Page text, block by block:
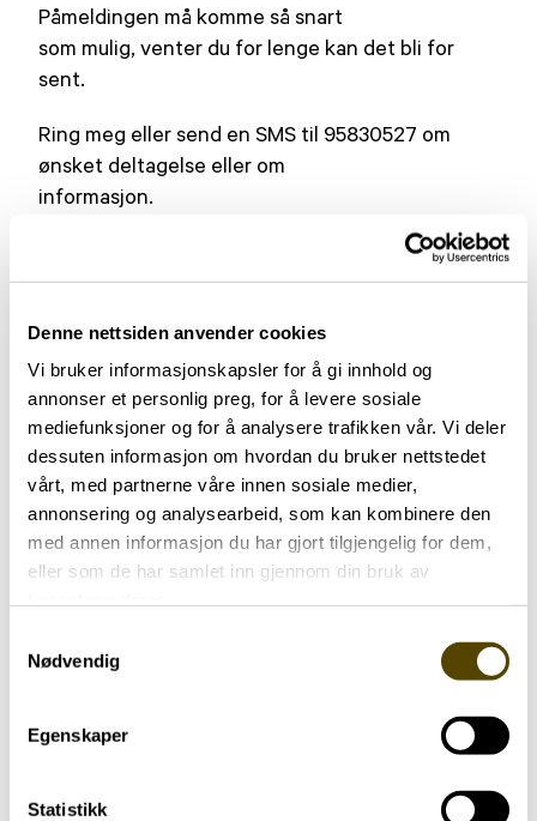
Denne nettsiden anvender cookies
Vi bruker informasjonskapsler for å gi innhold og
annonser et personlig preg, for å levere sosiale
mediefunksjoner og for å analysere trafikken vår. Vi deler
dessuten informasjon om hvordan du bruker nettstedet
vårt, med partnerne våre innen sosiale medier,
annonsering og analysearbeid, som kan kombinere den
med annen informasjon du har gjort tilgjengelig for dem,
eller som de har samlet inn gjennom din bruk av
Nødvendig
Egenskaper
Statistikk
Påmeldingen må komme så snart
som mulig, venter du for lenge kan det bli for
sent.
Ring meg eller send en SMS til 95830527 om
ønsket deltagelse eller om
informasjon.
ut
på
Sist oppdatert:
06.04.2026 Kl. 20:05
Aktuelt
Arendalsuka 2026